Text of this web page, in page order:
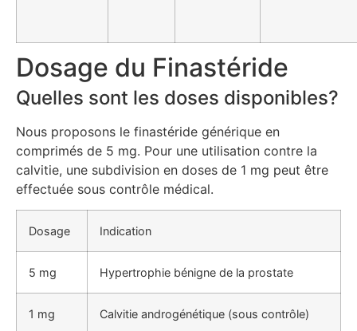
Dosage du Finastéride
Quelles sont les doses disponibles?
Nous proposons le finastéride générique en
comprimés de 5 mg. Pour une utilisation contre la
calvitie, une subdivision en doses de 1 mg peut être
effectuée sous contrôle médical.
Dosage Indication
5 mg Hypertrophie bénigne de la prostate
1 mg Calvitie androgénétique (sous contrôle)